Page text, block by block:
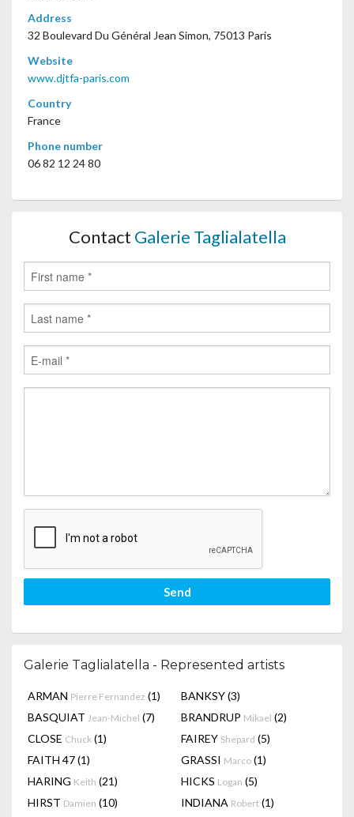
Address
32 Boulevard Du Général Jean Simon, 75013 Paris
Website
www.djtfa-paris.com
Country
France
Phone number
06 82 12 24 80
Contact Galerie Taglialatella
Send
Galerie Taglialatella - Represented artists
ARMAN Pierre Fernandez (1) BANKSY(3)
BASQUIAT Jean-Michel (7) BRANDRUP Mikael (2)
CLOSE Chuck (1) FAIREY Shepard (5)
FAITH 47(1) GRASSI Marco (1)
HARING Keith (21) HICKS Logan (5)
HIRST Damien (10) INDIANA Robert (1)